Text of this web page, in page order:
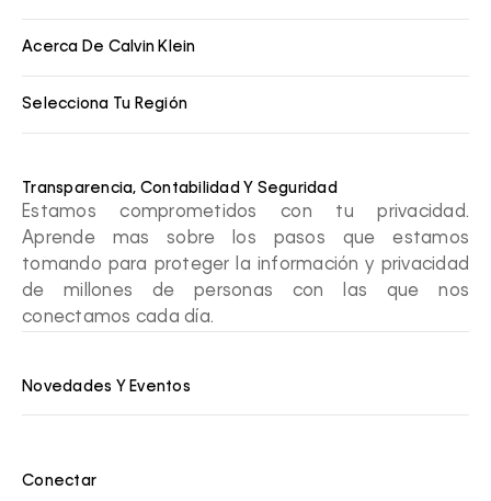
Acerca De Calvin Klein
Selecciona Tu Región
Transparencia, Contabilidad Y Seguridad
Estamos comprometidos con tu privacidad.
Aprende mas sobre los pasos que estamos
tomando para proteger la información y privacidad
de millones de personas con las que nos
conectamos cada día.
Novedades Y Eventos
Conectar